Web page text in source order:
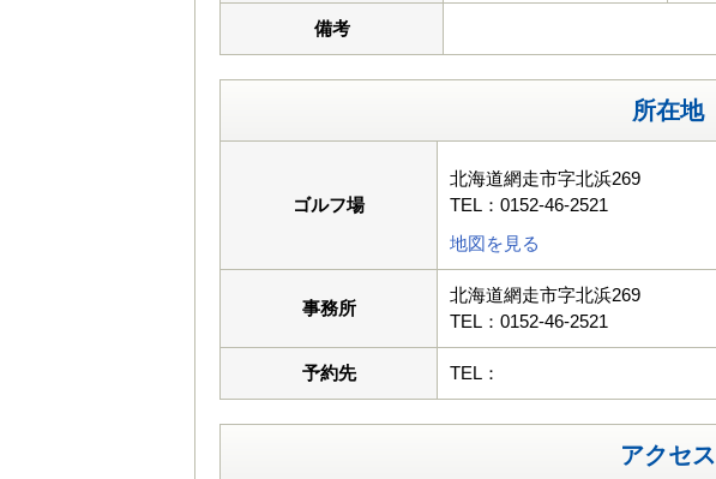
備考
所在地
ゴルフ場
北海道網走市字北浜269
TEL：0152-46-2521
地図を見る
事務所
北海道網走市字北浜269
TEL：0152-46-2521
予約先 TEL：
アクセス